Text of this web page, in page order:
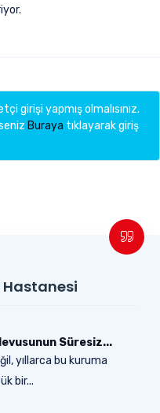
girişi yapmış olmalısınız.
Buraya tıklayarak giriş
Hastanesi
Süresiz...
yıllarca bu kuruma
bir...